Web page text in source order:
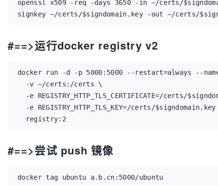
openssl x509 -req -days 3650 -in ~/certs/
signkey ~/certs/$signdomain.key -out ~/certs/
#==>运行docker registry v2
docker run -d -p 5000:5000 --restart=always --
-v ~/certs:/certs \
-e REGISTRY_HTTP_TLS_CERTIFICATE=/certs/
-e REGISTRY_HTTP_TLS_KEY=/certs/
registry:2
#==>尝试 push 镜像
docker tag ubuntu a.b.cn:5000/ubuntu